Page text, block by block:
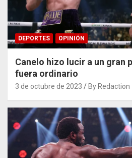
DEPORTES OPINIÓN
Canelo hizo lucir a un gran
fuera ordinario
3 de octubre de 2023 By Redaction